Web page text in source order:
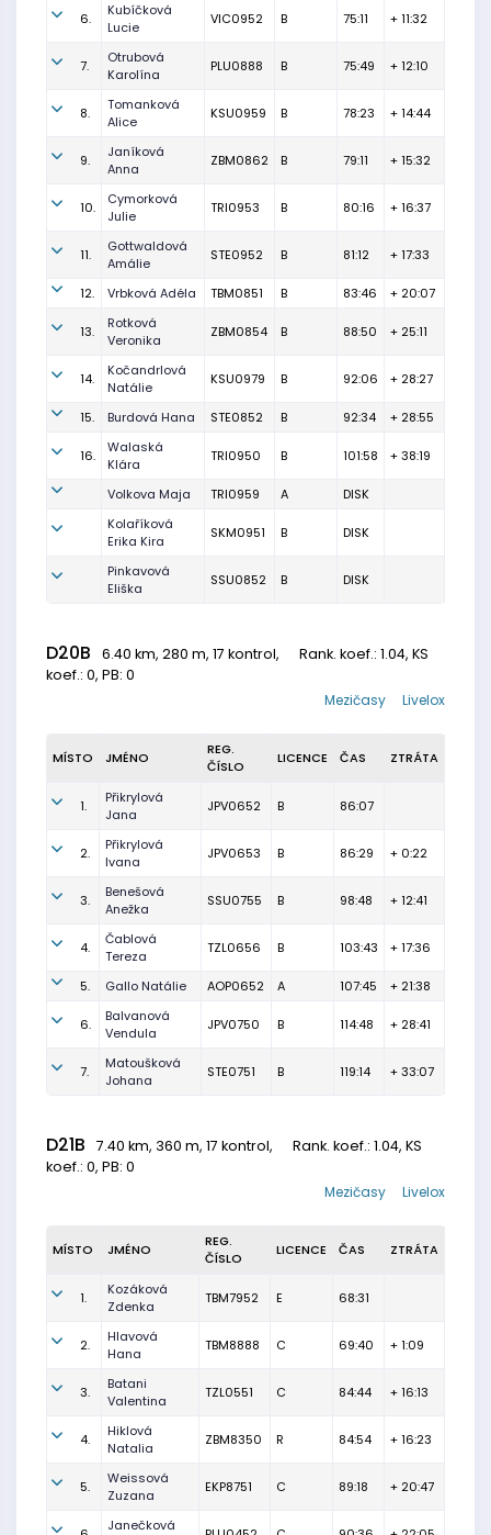
6.
Kubíčková
Lucie
VIC0952 B 75:11 + 11:32
7.
Otrubová
Karolína
PLU0888 B 75:49 + 12:10
8.
Tomanková
Alice
KSU0959 B 78:23 + 14:44
9.
Janíková
Anna
ZBM0862 B 79:11 + 15:32
10.
Cymorková
Julie
TRI0953 B 80:16 + 16:37
11.
Gottwaldová
Amálie
STE0952 B 81:12 + 17:33
12. Vrbková Adéla TBM0851 B 83:46 + 20:07
13.
Rotková
Veronika
ZBM0854 B 88:50 + 25:11
14.
Kočandrlová
Natálie
KSU0979 B 92:06 + 28:27
15. Burdová Hana STE0852 B 92:34 + 28:55
16.
Walaská
Klára
TRI0950 B 101:58 + 38:19
Volkova Maja TRI0959 A
DISK
Kolaříková
Erika Kira
SKM0951 B DISK
Pinkavová
Eliška
SSU0852 B DISK
D20B 6.40 km, 280 m, 17 kontrol, Rank. koef.: 1.04, KS
koef.: 0, PB: 0
Livelox
Mezičasy
MÍSTO JMÉNO
REG.
ČÍSLO
LICENCE ČAS ZTRÁTA
1.
Přikrylová
Jana
JPV0652 B 86:07
2.
Přikrylová
Ivana
JPV0653 B 86:29 + 0:22
3.
Benešová
Anežka
SSU0755 B 98:48 + 12:41
4.
Čablová
Tereza
TZL0656 B 103:43 + 17:36
5. Gallo Natálie AOP0652 A 107:45 + 21:38
6.
Balvanová
Vendula
JPV0750 B 114:48 + 28:41
7.
Matoušková
Johana
STE0751 B 119:14 + 33:07
D21B 7.40 km, 360 m, 17 kontrol, Rank. koef.: 1.04, KS
koef.: 0, PB: 0
Livelox
Mezičasy
MÍSTO JMÉNO
REG.
ČÍSLO
LICENCE ČAS ZTRÁTA
1.
Kozáková
Zdenka
TBM7952 E 68:31
2.
Hlavová
Hana
TBM8888 C 69:40 + 1:09
3.
Batani
Valentina
TZL0551 C 84:44 + 16:13
4.
Hiklová
Natalia
ZBM8350 R 84:54 + 16:23
5.
Weissová
Zuzana
EKP8751 C 89:18 + 20:47
Janečková